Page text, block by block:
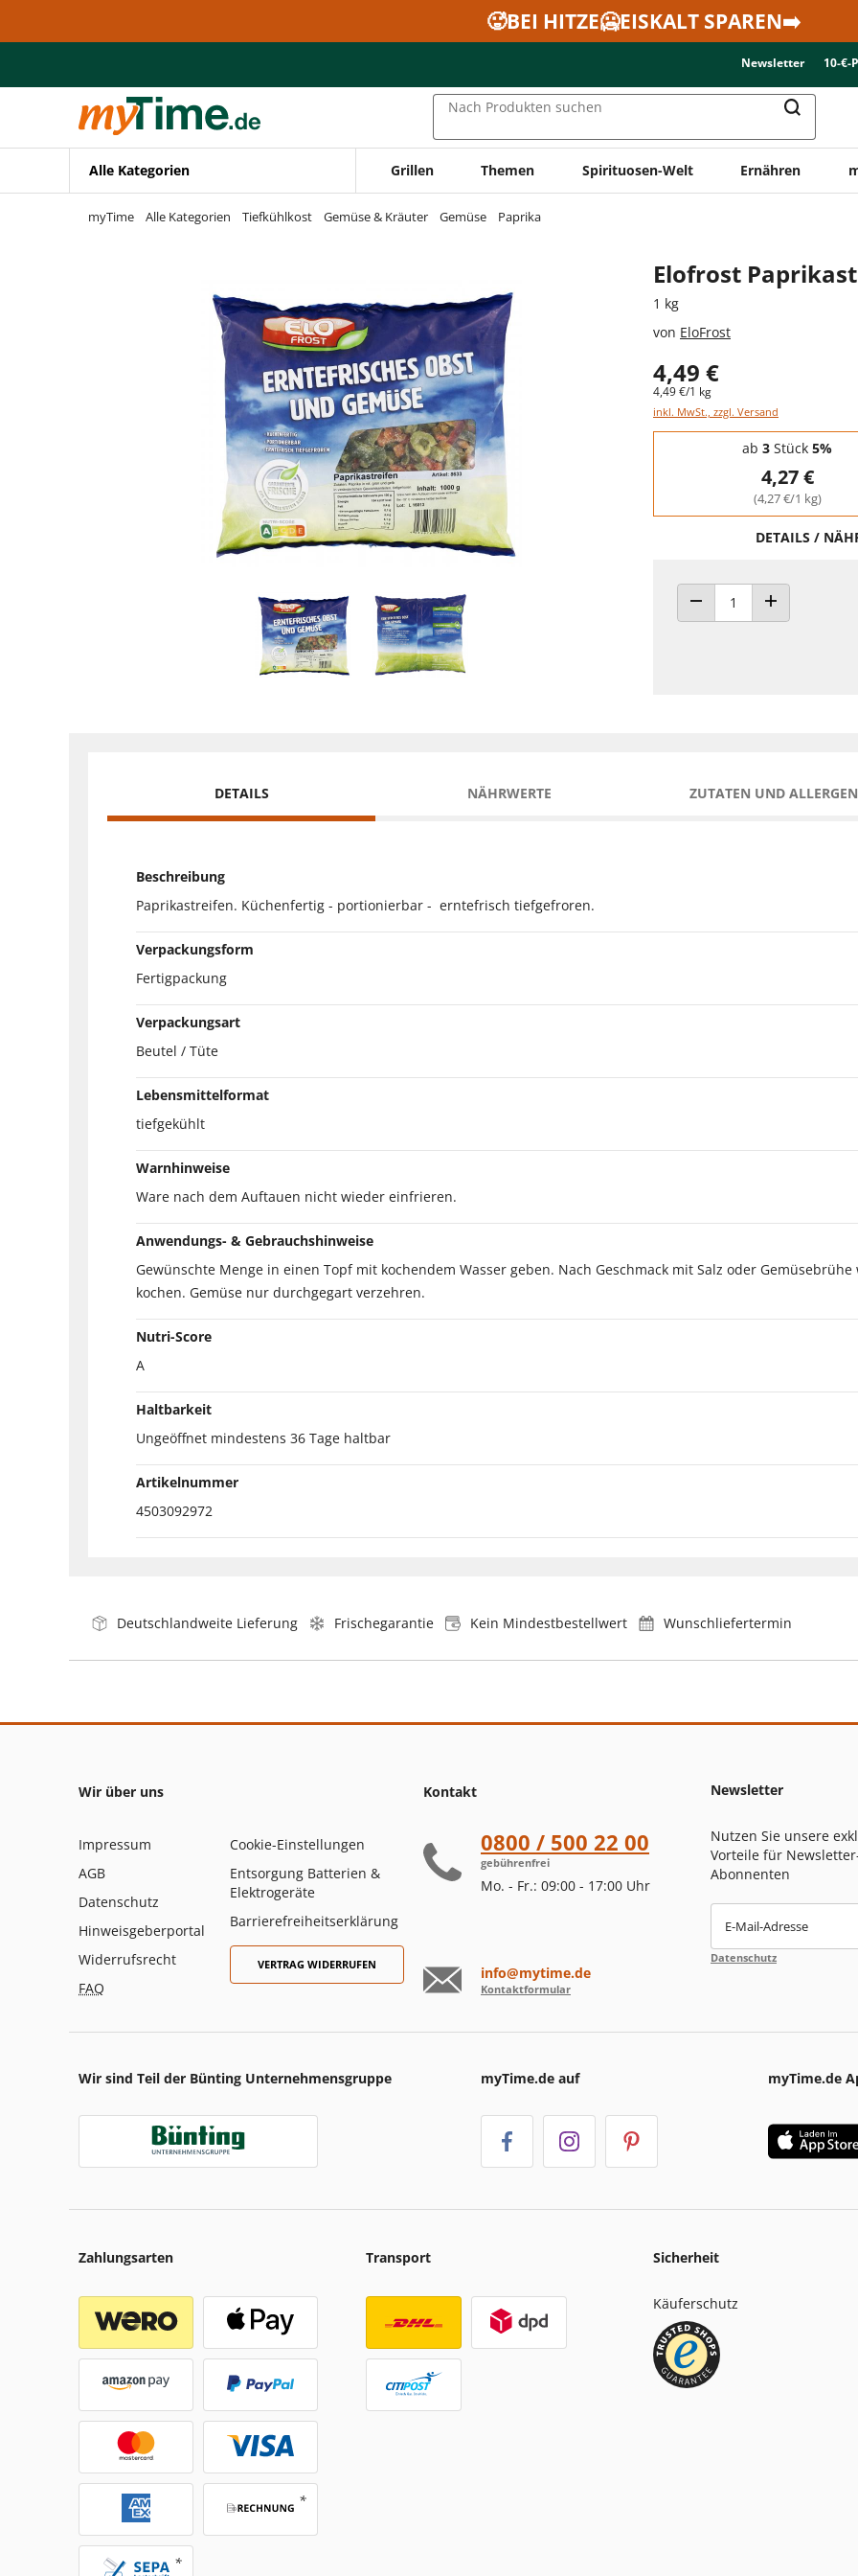
Zur Navigation springen
🥵BEI HITZE🥶EISKALT SPAREN➡️
Newsletter 10-€-
Nach Produkten suchen
Alle Kategorien Grillen Themen Spirituosen-Welt Ernähren
myTime Alle Kategorien Tiefkühlkost Gemüse & Kräuter Gemüse Paprika
Elofrost
1 kg
von EloFrost
4,49 €
4,49 €/1 kg
inkl. MwSt., zzgl. Versand
Staffelpreise - Mengenrabatt
ab 3 Stück 5%
4,27 €
(4,27 €/1 kg)
DETAILS /
ANZAHL VERRINGERN
ANZAHL
DETAILS NÄHRWERTE ZUTATEN UND
Beschreibung
Paprikastreifen. Küchenfertig - portionierbar - erntefrisch tiefgefroren.
Verpackungsform
Fertigpackung
Verpackungsart
Beutel / Tüte
Lebensmittelformat
tiefgekühlt
Warnhinweise
Ware nach dem Auftauen nicht wieder einfrieren.
Anwendungs- & Gebrauchshinweise
Gewünschte Menge in einen Topf mit kochendem Wasser geben. Nach Geschmack mit Salz oder
kochen. Gemüse nur durchgegart verzehren.
Nutri-Score
A
Haltbarkeit
Ungeöffnet mindestens 36 Tage haltbar
Artikelnummer
4503092972
Deutschlandweite Lieferung Frischegarantie Kein Mindestbestellwert Wunschliefertermin
Wir über uns
Impressum
AGB
Datenschutz
Hinweisgeberportal
Widerrufsrecht
FAQ
Cookie-Einstellungen
Entsorgung Batterien &
Elektrogeräte
Barrierefreiheitserklärung
VERTRAG WIDERRUFEN
Kontakt
0800 / 500 22 00
gebührenfrei
Mo. - Fr.: 09:00 - 17:00 Uhr
info@mytime.de
Kontaktformular
Newsletter
Nutzen Sie unsere
Vorteile für
Abonnenten
E-Mail-Adresse
Datenschutz
Wir sind Teil der Bünting Unternehmensgruppe myTime.de auf myTime.de
Zahlungsarten Transport Sicherheit
Käuferschutz